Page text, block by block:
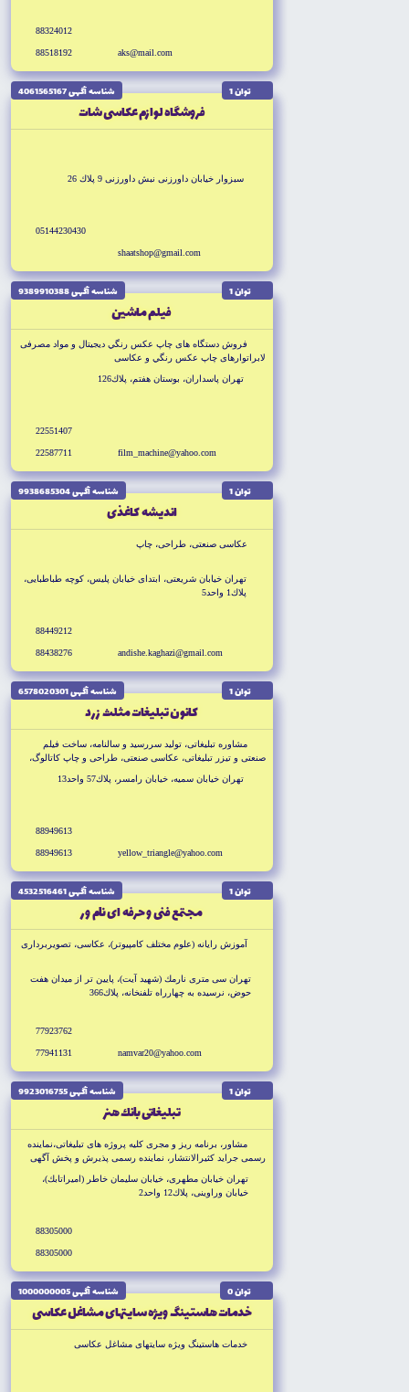
aks@mail.com
88324012
88518192
توان 1 شناسه آگهى 4061565167
فروشگاه لوازم عكاسى شات
سبزوار خيابان داورزنى نبش داورزنى 9 پلاك 26
shaatshop@gmail.com
05144230430
توان 1 شناسه آگهى 9389910388
فيلم ماشين
فروش دستگاه هاى چاپ عكس رنگي ديجيتال و مواد مصرفى
لابراتوارهاى چاپ عكس رنگي و عكاسى
تهران پاسداران، بوستان هفتم، پلاك126
film_machine@yahoo.com
22551407
22587711
توان 1 شناسه آگهى 9938685304
انديشه كاغذى
عكاسى صنعتى، طراحى، چاپ
تهران خيابان شريعتى، ابتداى خيابان پليس، كوچه طباطبايى،
پلاك1 واحد5
andishe.kaghazi@gmail.com
88449212
88438276
توان 1 شناسه آگهى 6578020301
كانون تبليغات مثلث زرد
مشاوره تبليغاتى، توليد سررسيد و سالنامه، ساخت فيلم
صنعتى و تيزر تبليغاتى، عكاسى صنعتى، طراحى و چاپ كاتالوگ،
تهران خيابان سميه، خيابان رامسر، پلاك57 واحد13
yellow_triangle@yahoo.com
88949613
88949613
توان 1 شناسه آگهى 4532516461
مجتمع فنى و حرفه اى نام ور
آموزش رايانه (علوم مختلف كامپيوتر)، عكاسى، تصويربردارى
تهران سى مترى نارمك (شهيد آيت)، پايين تر از ميدان هفت
حوض، نرسيده به چهارراه تلفنخانه، پلاك366
namvar20@yahoo.com
77923762
77941131
توان 1 شناسه آگهى 9923016755
تبليغاتى بانك هنر
مشاور، برنامه ريز و مجرى كليه پروژه هاى تبليغاتى،‌نماينده
رسمى جرايد كثيرالانتشار، نماينده رسمى پذيرش و پخش آگهى
بسته بندى، عكاسى صنعتى
تهران خيابان مطهرى، خيابان سليمان خاطر (اميراتابك)،
خيابان وراوينى، پلاك12 واحد2
88305000
88305000
توان 0 شناسه آگهى 1000000005
خدمات هاستينگ ويژه سايتهاى مشاغل عكاسى
خدمات هاستينگ ويژه سايتهاى مشاغل عكاسى